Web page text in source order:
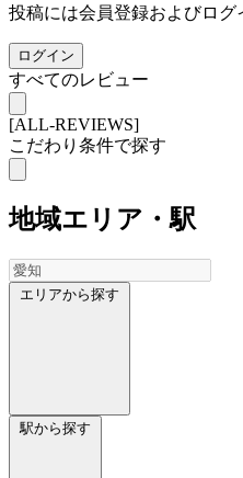
投稿には会員登録およびログ
ログイン
すべてのレビュー
[ALL-REVIEWS]
こだわり条件で探す
地域エリア・駅
エリアから探す
駅から探す